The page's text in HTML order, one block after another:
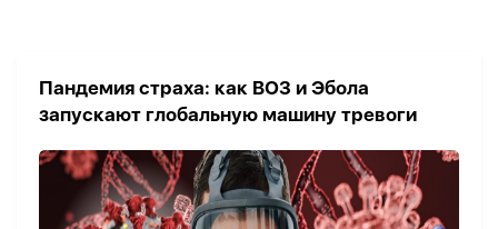
Пандемия страха: как ВОЗ и Эбола
запускают глобальную машину тревоги